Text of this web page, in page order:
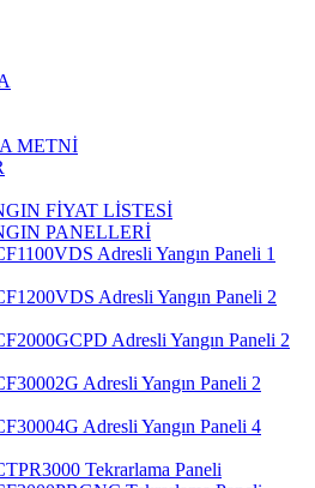
METNİ
FİYAT LİSTESİ
PANELLERİ
Adresli Yangın Paneli 1
Adresli Yangın Paneli 2
Adresli Yangın Paneli 2
Adresli Yangın Paneli 2
Adresli Yangın Paneli 4
Tekrarlama Paneli